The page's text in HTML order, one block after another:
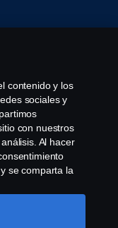
contenido y los
sociales y
con nuestros
Al hacer
se comparta la
y
aceptar. Para